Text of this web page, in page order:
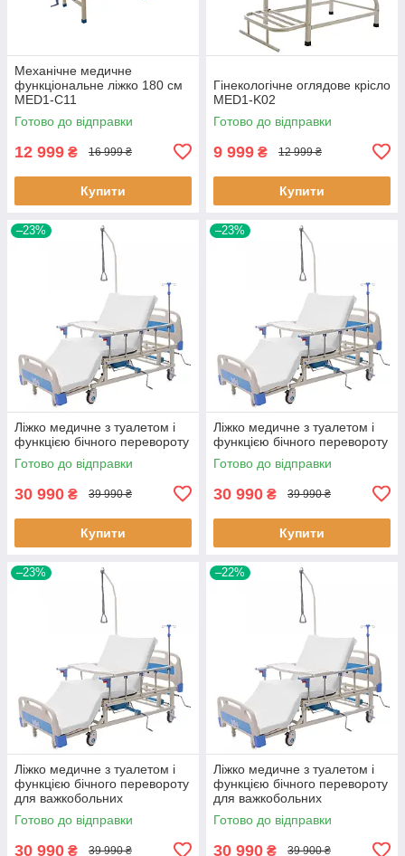
Механічне медичне
функціональне ліжко 180 см
MED1-C11
Готово до відправки
12 999 ₴ 16 999 ₴
Купити
Гінекологічне оглядове крісло
MED1-K02
Готово до відправки
9 999 ₴ 12 999 ₴
Купити
–23%
Ліжко медичне з туалетом і
функцією бічного перевороту
Готово до відправки
30 990 ₴ 39 990 ₴
Купити
–23%
Ліжко медичне з туалетом і
функцією бічного перевороту
Готово до відправки
30 990 ₴ 39 990 ₴
Купити
–23%
Ліжко медичне з туалетом і
функцією бічного перевороту
для важкобольних
(відеообзор)
Готово до відправки
30 990 ₴ 39 990 ₴
–22%
Ліжко медичне з туалетом і
функцією бічного перевороту
для важкобольних
(відеообзор)
Готово до відправки
30 990 ₴ 39 900 ₴